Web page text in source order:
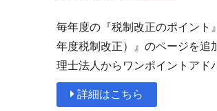
毎年度の『税制改正のポイント
年度税制改正）』のページを追
理士法人からワンポイントア
詳細はこちら